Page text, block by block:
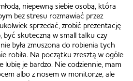
niepewną siebie osobą, która
bez stresu rozmawiać przez
sprzedać, zrobić prezentację
być skuteczną w small talku czy
była zmuszona do robienia tych
robiła. Na początku zresztą w ogóle
lubię je bardzo. Nie codziennie, mam
albo z nosem w monitorze, ale